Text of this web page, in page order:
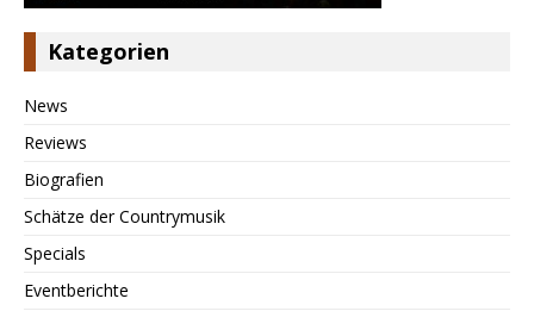
Kategorien
News
Reviews
Biografien
Schätze der Countrymusik
Specials
Eventberichte